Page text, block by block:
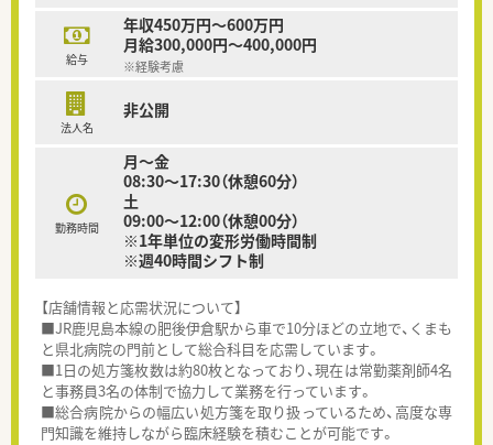
給与
年収450万円～600万円
月給300,000円～400,000円
※経験考慮
法人名
非公開
勤務時間
月～金
08:30～17:30（休憩60分）
土
09:00～12:00（休憩00分）
※1年単位の変形労働時間制
※週40時間シフト制
【店舗情報と応需状況について】
■JR鹿児島本線の肥後伊倉駅から車で10分ほどの立地で、くまも
と県北病院の門前として総合科目を応需しています。
■1日の処方箋枚数は約80枚となっており、現在は常勤薬剤師4名
と事務員3名の体制で協力して業務を行っています。
■総合病院からの幅広い処方箋を取り扱っているため、高度な専
門知識を維持しながら臨床経験を積むことが可能です。